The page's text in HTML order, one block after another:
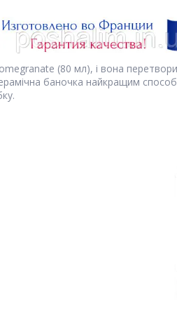
(80 мл), і вона
баночка найкращим